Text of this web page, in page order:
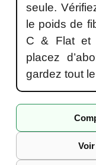
seule.
le poids de
C & Flat et
placez
gardez tout